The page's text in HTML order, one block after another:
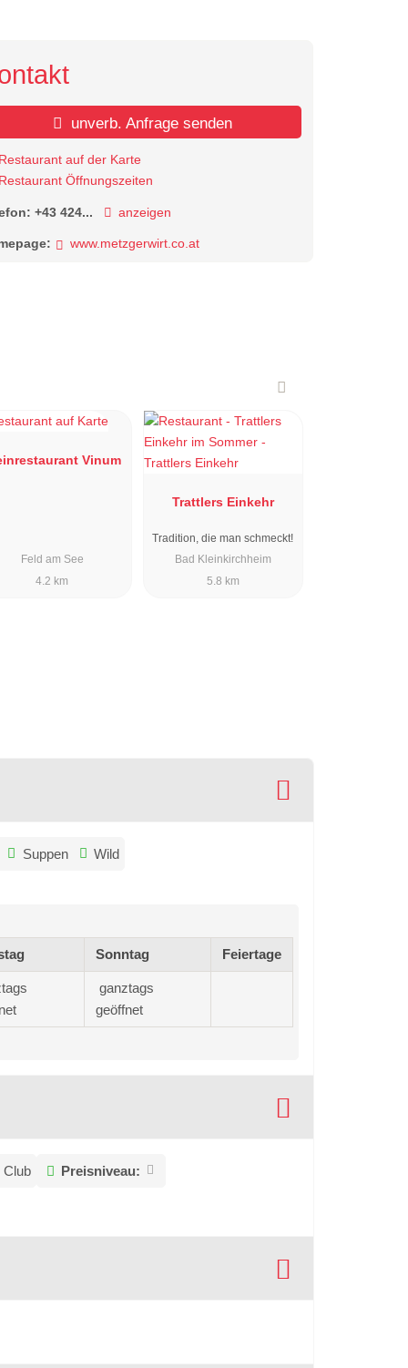
unverb. Anfrage senden
Restaurant auf der Karte
Restaurant Öffnungszeiten
+43 424... anzeigen
www.metzgerwirt.co.at
Vinum
Feld am See
4.2 km
Trattlers Einkehr
Tradition, die man schmeckt!
Bad Kleinkirchheim
5.8 km
Suppen Wild
Sonntag Feiertage
ganztags
geöffnet
Club Preisniveau: